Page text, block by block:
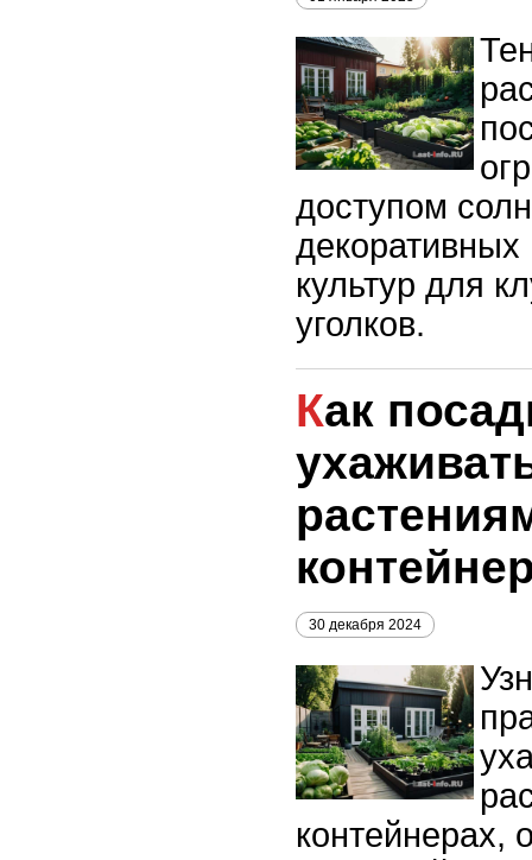
доступом
культур для
уголков.
Как посадить и
30 декабря 2024
контейнерах,